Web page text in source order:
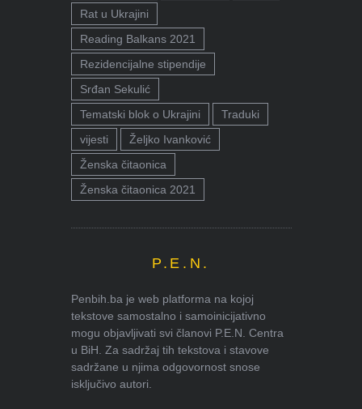
Rat u Ukrajini
Reading Balkans 2021
Rezidencijalne stipendije
Srđan Sekulić
Tematski blok o Ukrajini
Traduki
vijesti
Željko Ivanković
Ženska čitaonica
Ženska čitaonica 2021
P.E.N.
Penbih.ba je web platforma na kojoj
tekstove samostalno i samoinicijativno
mogu objavljivati svi članovi P.E.N. Centra
u BiH. Za sadržaj tih tekstova i stavove
sadržane u njima odgovornost snose
isključivo autori.